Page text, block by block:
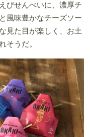
びせんべいに、濃厚チ
風味豊かなチーズソー
見た目が楽しく、お土
そうだ。